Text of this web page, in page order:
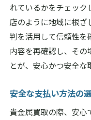
れているかをチェック
店のように地域に根ざ
判を活用して信頼性を
内容を再確認し、その
とが、安心かつ安全な
安全な支払い方法の
貴金属買取の際、安心